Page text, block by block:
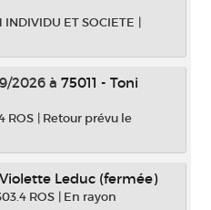
INDIVIDU ET SOCIETE |
2026 à 75011 - Toni
ROS | Retour prévu le
Violette Leduc (fermée)
ROS | En rayon